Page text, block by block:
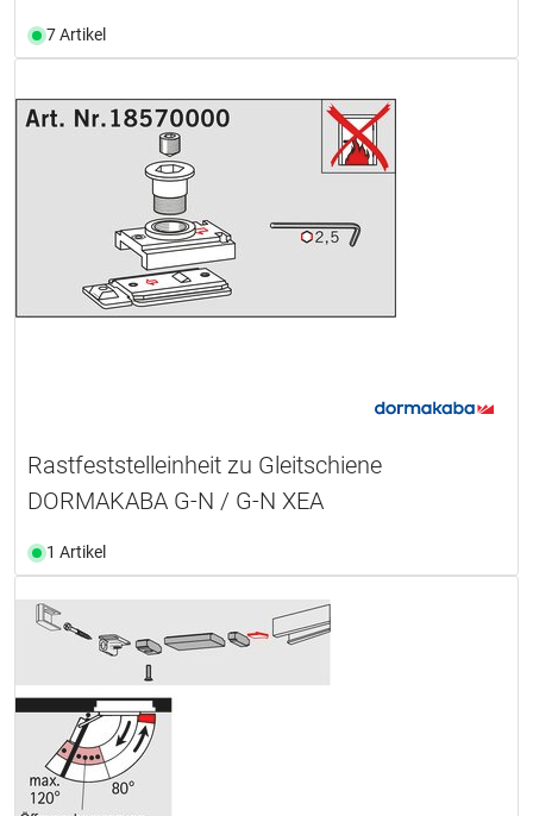
7 Artikel
Rastfeststelleinheit zu Gleitschiene
DORMAKABA G-N / G-N XEA
1 Artikel